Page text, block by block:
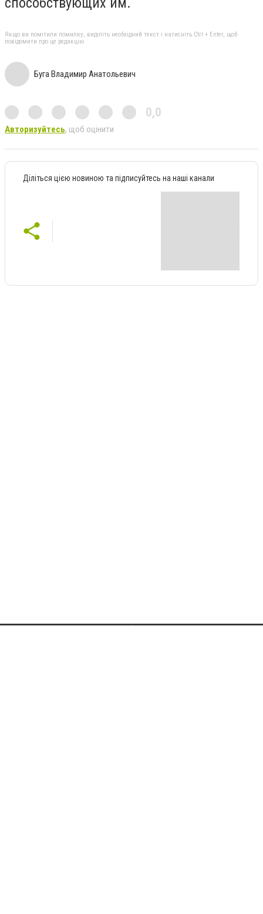
Якщо ви помітили помилку, виділіть необхідний текст і натисніть Ctrl + Enter, щоб
повідомити про це редакцію
Буга Владимир Анатольевич
0,0
Авторизуйтесь, щоб оцінити
Діліться цією новиною та підписуйтесь на наші канали